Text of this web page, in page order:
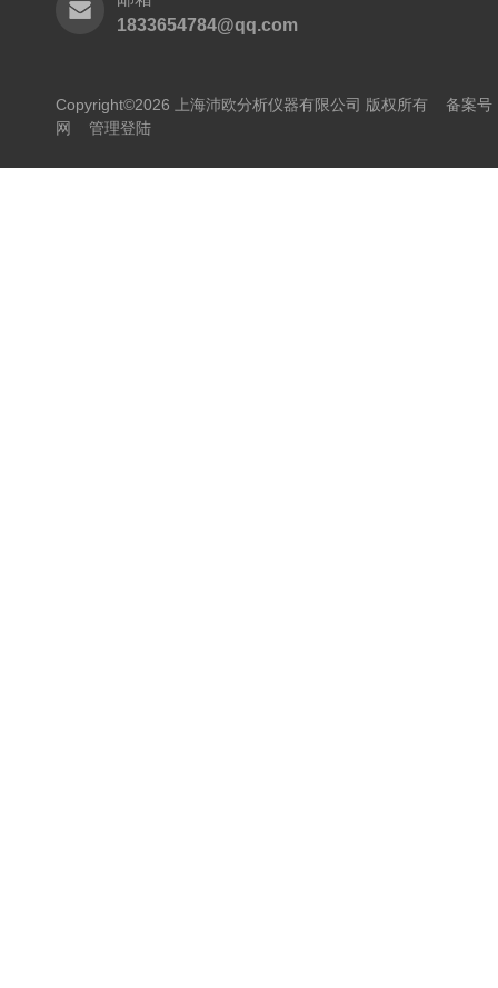
1833654784@qq.com
Copyright©2026 上海沛欧分析仪器有限公司 版权所有 备案号
网
管理登陆